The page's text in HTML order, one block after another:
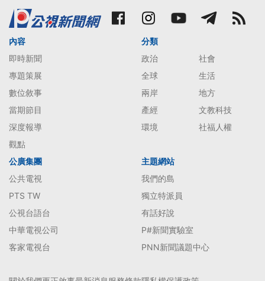
內容
即時新聞
專題策展
數位敘事
當期節目
深度報導
觀點
分類
政治
社會
全球
生活
兩岸
地方
產經
文教科技
環境
社福人權
公廣集團
公共電視
PTS TW
公視台語台
中華電視公司
客家電視台
主題網站
我們的島
獨立特派員
有話好說
P#新聞實驗室
PNN新聞議題中心